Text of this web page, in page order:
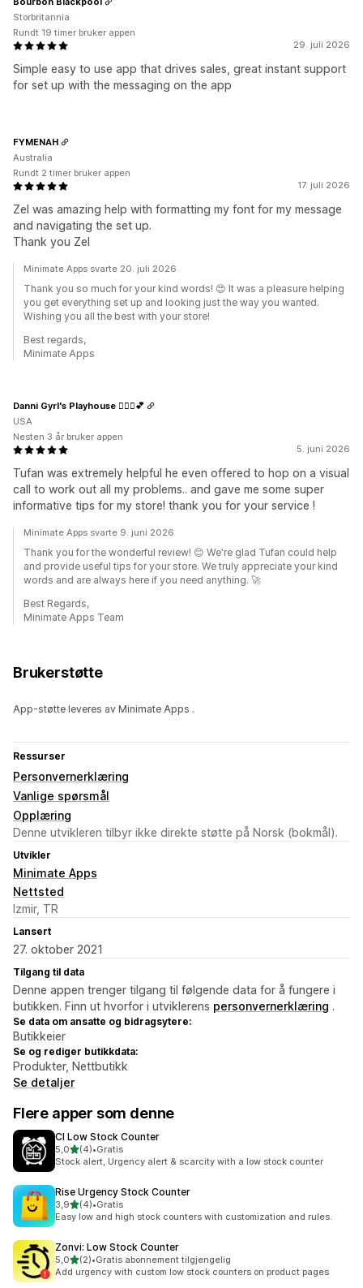
29. juli 2026
Simple easy to use app that drives sales, great instant support
for set up with the messaging on the app
Storbritannia
Rundt 19 timer bruker appen
17. juli 2026
Zel was amazing help with formatting my font for my message
and navigating the set up.
Thank you Zel
FYMENAH
Australia
Rundt 2 timer bruker appen
Minimate Apps svarte 20. juli 2026
Thank you so much for your kind words! 😍 It was a pleasure helping
you get everything set up and looking just the way you wanted.
Wishing you all the best with your store!
Best regards,
Minimate Apps
5. juni 2026
Tufan was extremely helpful he even offered to hop on a visual
call to work out all my problems.. and gave me some super
informative tips for my store! thank you for your service !
Danni Gyrl's Playhouse 🤸🏾‍♀️💕
USA
Nesten 3 år bruker appen
Minimate Apps svarte 9. juni 2026
Thank you for the wonderful review! 😊 We're glad Tufan could help
and provide useful tips for your store. We truly appreciate your kind
words and are always here if you need anything. 🚀
Best Regards,
Minimate Apps Team
Brukerstøtte
App-støtte leveres av Minimate Apps .
Ressurser
Personvernerklæring
Vanlige spørsmål
Opplæring
Denne utvikleren tilbyr ikke direkte støtte på Norsk (bokmål).
Utvikler
Minimate Apps
Nettsted
Izmir, TR
Lansert
27. oktober 2021
Tilgang til data
Denne appen trenger tilgang til følgende data for å fungere i
butikken. Finn ut hvorfor i utviklerens personvernerklæring .
Se data om ansatte og bidragsytere:
Butikkeier
Se og rediger butikkdata:
Produkter, Nettbutikk
Se detaljer
Flere apper som denne
CI Low Stock Counter
5,0av 5 stjerner
(4)
Totalt 4 omtaler
•Gratis
Stock alert, Urgency alert & scarcity with a low stock counter
Rise Urgency Stock Counter
3,9av 5 stjerner
(4)
Totalt 4 omtaler
•Gratis
Easy low and high stock counters with customization and rules.
Zonvi: Low Stock Counter
5,0av 5 stjerner
(2)
Totalt 2 omtaler
•Gratis abonnement tilgjengelig
Add urgency with custom low stock counters on product pages